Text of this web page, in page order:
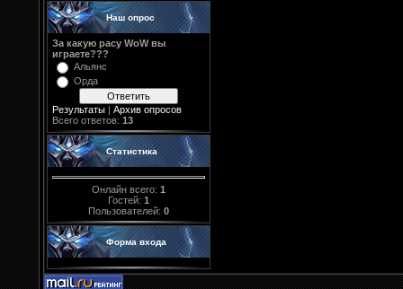
Наш опрос
За какую расу WoW вы
играете???
Альянс
Орда
Результаты | Архив опросов
Всего ответов: 13
Статистика
Онлайн всего: 1
Гостей: 1
Пользователей: 0
Форма входа